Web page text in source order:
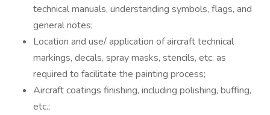
technical manuals, understanding symbols, flags, and
general notes;
Location and use/ application of aircraft technical
markings, decals, spray masks, stencils, etc. as
required to facilitate the painting process;
Aircraft coatings finishing, including polishing, buffing,
etc.;